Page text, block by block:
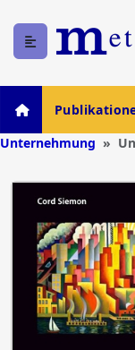
Unternehmung